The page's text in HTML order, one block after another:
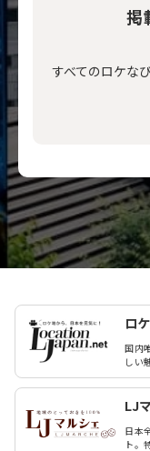
掲
すべてのロケな
ロ
国内
しい
LJ
日本
ト。